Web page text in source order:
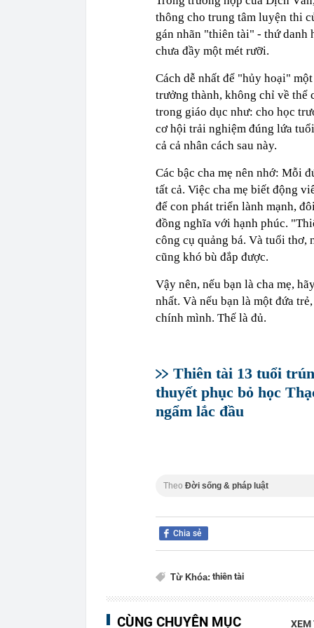
thông cho trung tâm luyện thi
gán nhãn "thiên tài" - thứ danh
chưa đầy một mét rưỡi.
Cách dễ nhất để "hủy hoại"
trưởng thành, không chỉ về thể
trong giáo dục như: cho học
cơ hội trải nghiệm đúng lứa
cả cả nhân cách sau này.
Các bậc cha mẹ nên nhớ: Mỗi
tất cả. Việc cha mẹ biết động
để con phát triển lành mạnh,
đồng nghĩa với hạnh phúc.
công cụ quảng bá. Và tuổi thơ,
cũng khó bù đắp được.
Vậy nên, nếu bạn là cha mẹ,
nhất. Và nếu bạn là một đứa
chính mình. Thế là đủ.
Thiên tài 13 tuổi
thuyết phục bỏ học
ngẩm lắc đầu
Theo Đời sống & pháp luật
Chia sẻ
Từ Khóa: thiên tài
CÙNG CHUYÊN MỤC XEM